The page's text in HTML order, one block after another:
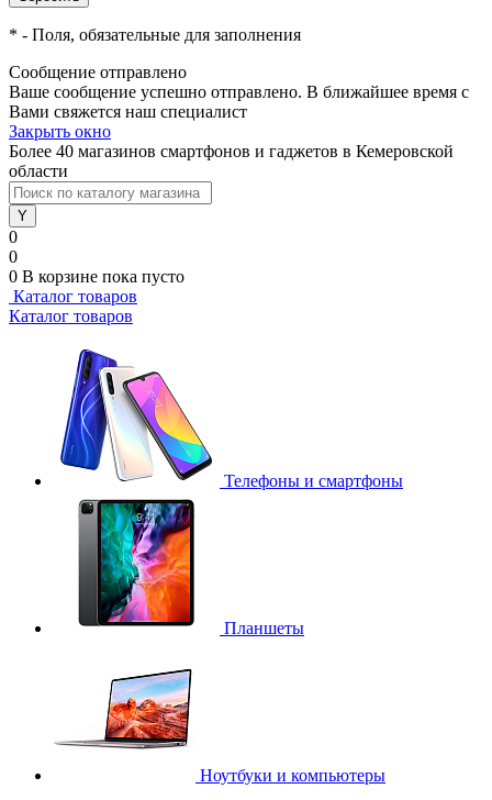
* - Поля, обязательные для заполнения
Сообщение отправлено
Ваше сообщение успешно отправлено. В ближайшее время с
Вами свяжется наш специалист
Закрыть окно
Более 40 магазинов смартфонов и гаджетов в Кемеровской
области
0
0
0 В корзине пока пусто
Каталог товаров
Каталог товаров
Телефоны и смартфоны
Планшеты
Ноутбуки и компьютеры